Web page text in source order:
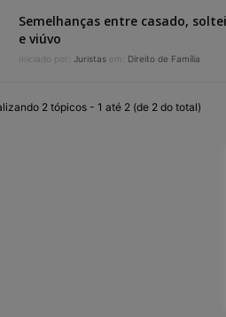
Semelhanças entre casado,
e viúvo
Iniciado por: Juristas em: Direito de Família
2 tópicos - 1 até 2 (de 2 do total)